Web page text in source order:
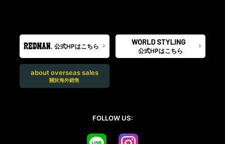
公式HPはこちら
公式HPはこちら
about overseas sales
關於海外銷售
FOLLOW US: